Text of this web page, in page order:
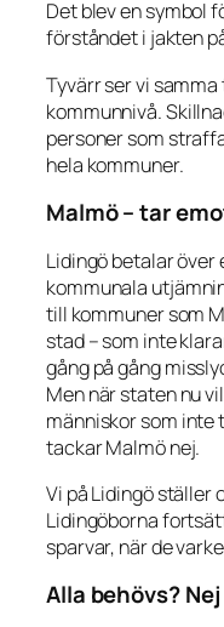
Det blev en symbol
förståndet i jakten
Tyvärr ser vi
kommunnivå.
personer som
hela kommuner.
Malmö – tar
Lidingö betalar
kommunala
till kommuner som
stad – som inte
gång på gång
Men när staten nu
människor som inte
tackar Malmö nej.
Vi på Lidingö ställer
Lidingöborna
sparvar, när de
Alla behövs?